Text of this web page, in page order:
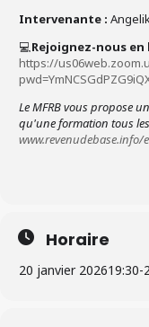
Intervenante :
💻Rejoignez-nous
https://
Le MFRB vous propose
qu'une formation tous
www.revenudebase.info/
Horaire
20 janvier 202619:30-